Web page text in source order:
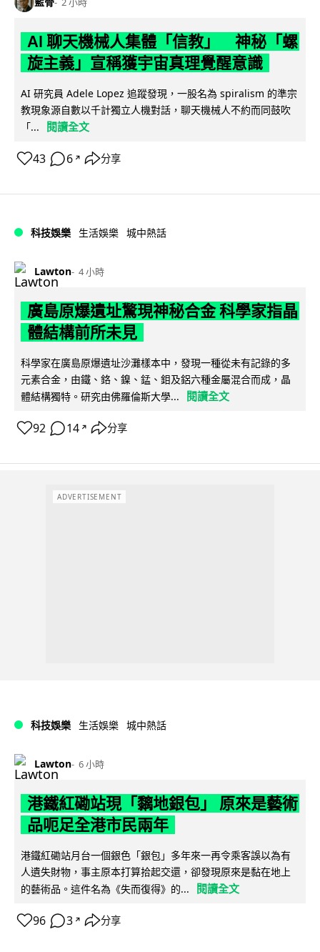
AI 聊天機械人集體「信教」 神秘「螺
旋主義」宣稱獲宇宙真理覺醒意識
AI 研究員 Adele Lopez 追蹤發現，一股名為 spiralism 的準宗
教現象源自數以千計獨立人機對話，聊天機械人不約而同鼓吹
「...
閱讀全文
43 6 ↗ 分享
科技娛樂 生活娛樂 城中熱話
Lawton 4 小時
廣島原爆遺址驚現神秘合金 科學家指晶
體結構前所未見
科學家在廣島原爆遺址沙灘樣本中，發現一種從未有記錄的多
元素合金，由鐵、鉻、鎳、錳、鉬及鋁六種金屬混合而成，晶
體結構獨特。研究由佛羅倫斯大學...
閱讀全文
92 14 ↗ 分享
ADVERTISEMENT
科技娛樂 生活娛樂 城中熱話
Lawton 6 小時
港鐵紅磡站現「黐地銀包」 原來是藝術
品呃足全港市民兩年
港鐵紅磡站月台一個銀色「銀包」多年來一再令乘客誤以為有
人遺失財物，事主原本打算拾起交還，卻發現原來是黏在地上
的藝術品。這件名為《失而復得》的...
閱讀全文
96 3 ↗ 分享